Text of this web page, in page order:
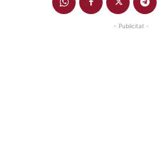
- Publicitat -